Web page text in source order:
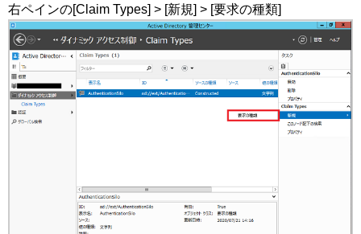
右ペインの[Claim Types] > [新規] > [要求の種類]